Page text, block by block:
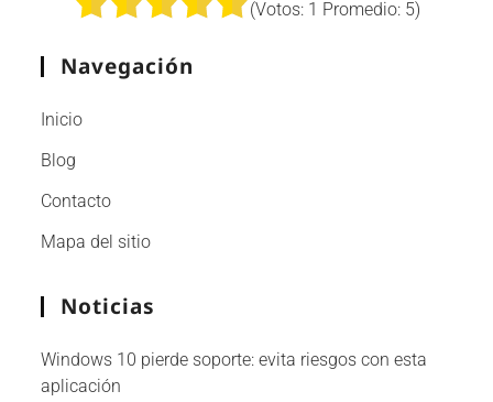
(Votos: 1 Promedio: 5)
Navegación
Inicio
Blog
Contacto
Mapa del sitio
Noticias
Windows 10 pierde soporte: evita riesgos con esta
aplicación